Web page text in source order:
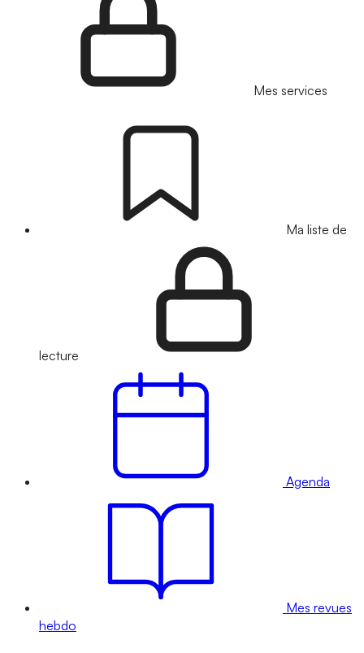
Mes services
Ma liste de
lecture
Agenda
Mes revues
hebdo